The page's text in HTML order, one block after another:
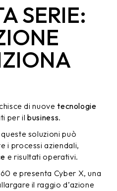
SERIE:
di nuovetecnologie
per ilbusiness.
soluzioni può
i processi aziendali,
e risultati operativi.
e presenta Cyber X, una
il raggio d’azione